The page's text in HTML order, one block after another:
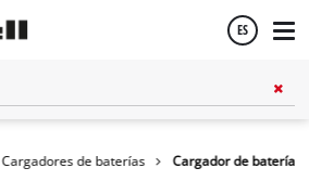
ES
Cargadores de baterías Cargador de batería